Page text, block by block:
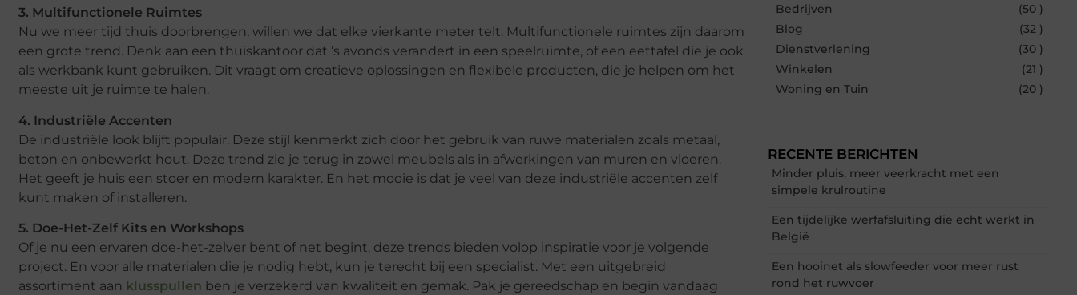
3. Multifunctionele Ruimtes
Nu we meer tijd thuis doorbrengen, willen we dat elke vierkante meter telt. Multifunctionele ruimtes zijn daarom
een grote trend. Denk aan een thuiskantoor dat ’s avonds verandert in een speelruimte, of een eettafel die je ook
als werkbank kunt gebruiken. Dit vraagt om creatieve oplossingen en flexibele producten, die je helpen om het
meeste uit je ruimte te halen.
4. Industriële Accenten
De industriële look blijft populair. Deze stijl kenmerkt zich door het gebruik van ruwe materialen zoals metaal,
beton en onbewerkt hout. Deze trend zie je terug in zowel meubels als in afwerkingen van muren en vloeren.
Het geeft je huis een stoer en modern karakter. En het mooie is dat je veel van deze industriële accenten zelf
kunt maken of installeren.
5. Doe-Het-Zelf Kits en Workshops
Of je nu een ervaren doe-het-zelver bent of net begint, deze trends bieden volop inspiratie voor je volgende
project. En voor alle materialen die je nodig hebt, kun je terecht bij een specialist. Met een uitgebreid
assortiment aan klusspullen ben je verzekerd van kwaliteit en gemak. Pak je gereedschap en begin vandaag
Bedrijven
(50 )
Blog
(32 )
Dienstverlening
(30 )
Winkelen
(21 )
Woning en Tuin
(20 )
RECENTE BERICHTEN
Minder pluis, meer veerkracht met een
simpele krulroutine
Een tijdelijke werfafsluiting die echt werkt in
België
Een hooinet als slowfeeder voor meer rust
rond het ruwvoer